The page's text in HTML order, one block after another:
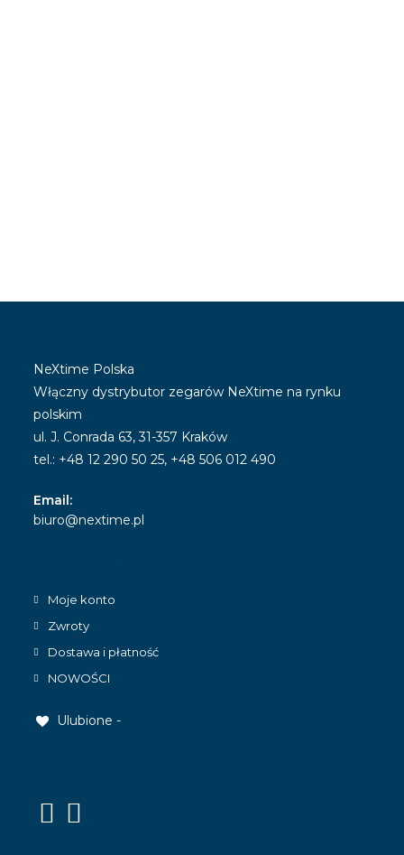
NeXtime Polska
Włączny dystrybutor zegarów NeXtime na rynku
polskim
ul. J. Conrada 63, 31-357 Kraków
tel.: +48 12 290 50 25, +48 506 012 490
Email:
biuro@nextime.pl
Moje konto
Zwroty
Dostawa i płatność
NOWOŚCI
Ulubione -